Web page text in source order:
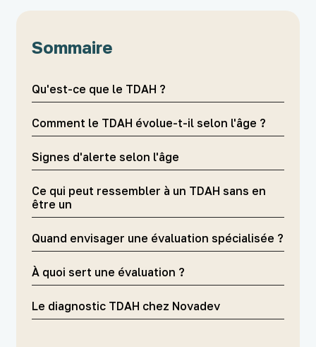
Sommaire
Qu'est-ce que le TDAH ?
Comment le TDAH évolue-t-il selon l'âge ?
Signes d'alerte selon l'âge
Ce qui peut ressembler à un TDAH sans en
être un
Quand envisager une évaluation spécialisée ?
À quoi sert une évaluation ?
Le diagnostic TDAH chez Novadev